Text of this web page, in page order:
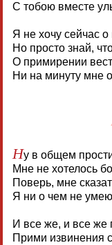
С тобою вместе
Я не хочу сейчас о
Но просто знай,
О примирении
Ни на минуту мне
Ну в общем
Мне не хотелось
Поверь, мне
Я ни о чем не умею
И все же, и все же
Прими извинения